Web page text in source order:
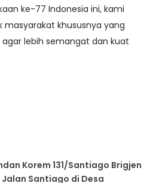
ke-77 Indonesia ini, kami
khususnya yang
agar lebih semangat dan kuat
Korem 131/Santiago Brigjen
Jalan Santiago di Desa